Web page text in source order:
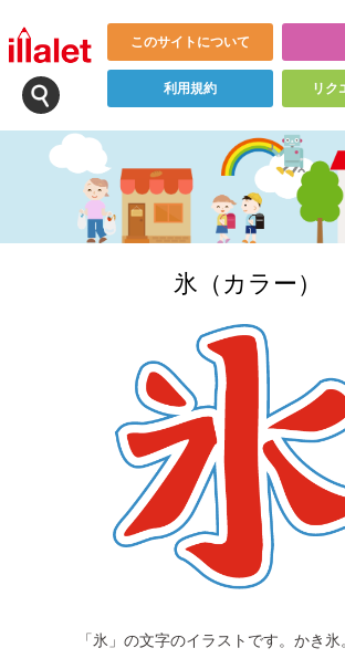
このサイトについて
利用規約 リク
氷（カラー）
「氷」の文字のイラストです。かき氷